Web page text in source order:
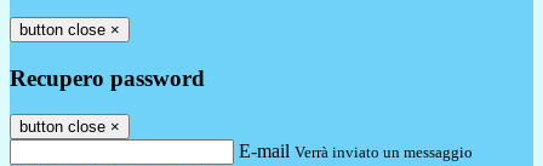
button close ×
Recupero password
button close ×
E-mail Verrà inviato un messaggio